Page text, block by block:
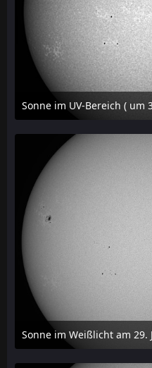
31. Juli 2026 um 20:03
Sonne im Weißlicht am 29.
31. Juli 2026 um 20:03